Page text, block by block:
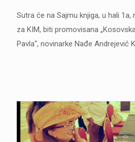
Sutra će na Sajmu knjiga, u hali 1a,
za KIM, biti promovisana
Pavla“, novinarke Nađe Andrejević